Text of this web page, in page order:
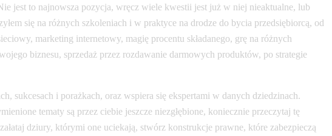
jest to najnowsza pozycja, wręcz wiele kwestii jest już w niej nieaktualne, lub
się na różnych szkoleniach i w praktyce na drodze do bycia przedsiębiorcą, od
marketing internetowy, magię procentu składanego, grę na różnych
biznesu, sprzedaż przez rozdawanie darmowych produktów, po strategie
sukcesach i porażkach, oraz wspiera się ekspertami w danych dziedzinach.
tematy są przez ciebie jeszcze niezgłębione, koniecznie przeczytaj tę
dziury, którymi one uciekają, stwórz konstrukcje prawne, które zabezpieczą